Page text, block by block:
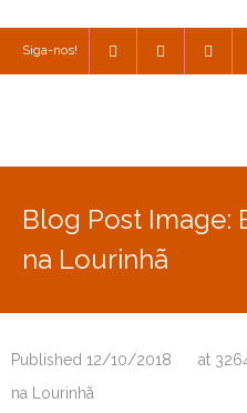
Siga-nos!
Escola
Consulta
Blog Post Image:
na Lourinhã
Published 12/10/2018 at
na Lourinhã